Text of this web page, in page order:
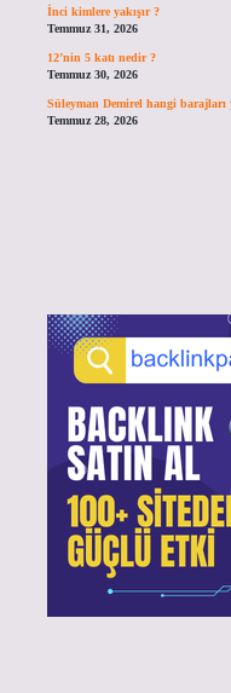
İnci kimlere yakışır ?
Temmuz 31, 2026
12’nin 5 katı nedir ?
Temmuz 30, 2026
Süleyman Demirel hangi barajları
Temmuz 28, 2026